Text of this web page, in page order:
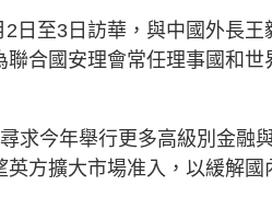
日至3日訪華，與中國外長王
合國安理會常任理事國和世
求今年舉行更多高級別金融
方擴大市場准入，以緩解國